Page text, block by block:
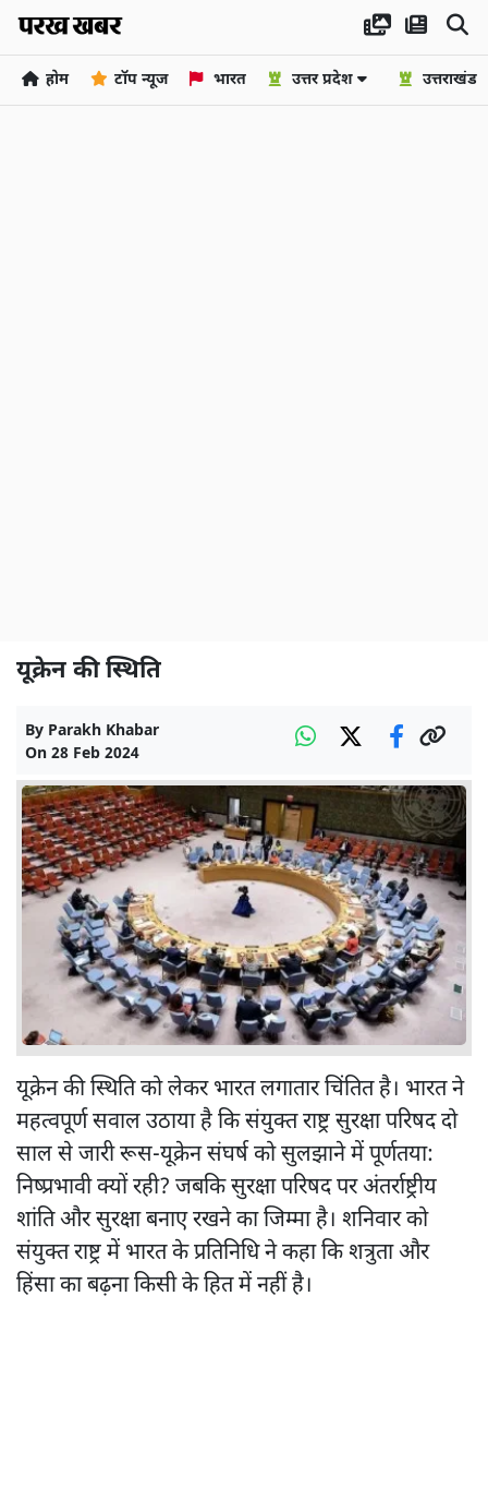
होम टॉप न्यूज भारत उत्तर प्रदेश उत्तराखंड
यूक्रेन की स्थिति
By Parakh Khabar
On 28 Feb 2024
यूक्रेन की स्थिति को लेकर भारत लगातार चिंतित है। भारत ने
महत्वपूर्ण सवाल उठाया है कि संयुक्त राष्ट्र सुरक्षा परिषद दो
साल से जारी रूस-यूक्रेन संघर्ष को सुलझाने में पूर्णतया:
निष्प्रभावी क्यों रही? जबकि सुरक्षा परिषद पर अंतर्राष्ट्रीय
शांति और सुरक्षा बनाए रखने का जिम्मा है। शनिवार को
संयुक्त राष्ट्र में भारत के प्रतिनिधि ने कहा कि शत्रुता और
हिंसा का बढ़ना किसी के हित में नहीं है।